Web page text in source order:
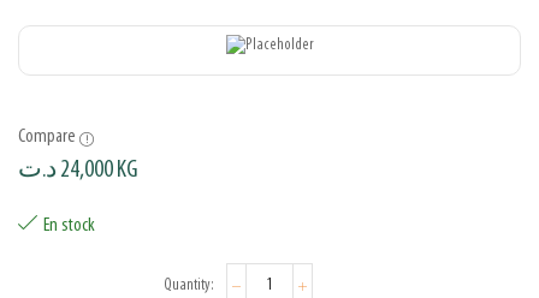
Compare
24,000د.ت KG
En stock